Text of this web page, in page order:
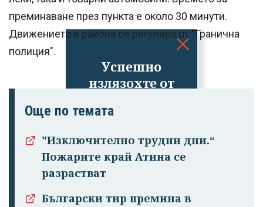
Успешно
излязохте от
преминаване през пункта е около 30 минути.
Движението в района се регулира от "Гранична
полиция".
Още по темата
"Изключително трудни дни.“
Пожарите край Атина се
разрастват
Български тир премина в